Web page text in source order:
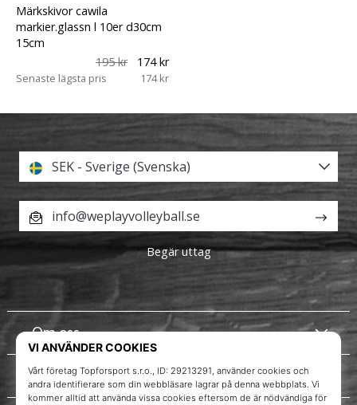
Märkskivor cawila
markier.glassn l 10er d30cm
15cm
195 kr
174 kr
Senaste lägsta pris 174 kr
Om oss
Kundtjänst
SEK - Sverige (Svenska)
info@weplayvolleyball.se
Begär uttag